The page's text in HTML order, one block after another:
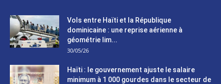
Vols entre Haïti et la République
dominicaine : une reprise aérienne à
géométrie lim...
30/05/26
Haïti : le gouvernement ajuste le salaire
minimum à 1 000 gourdes dans le secteur de